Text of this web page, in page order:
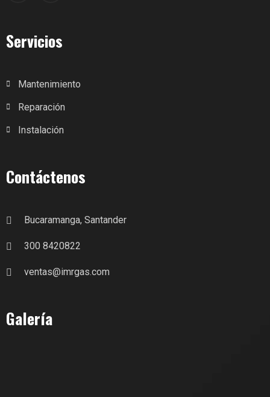
Servicios
Mantenimiento
Reparación
Instalación
Contáctenos
Bucaramanga, Santander
300 8420822
ventas@imrgas.com
Galería